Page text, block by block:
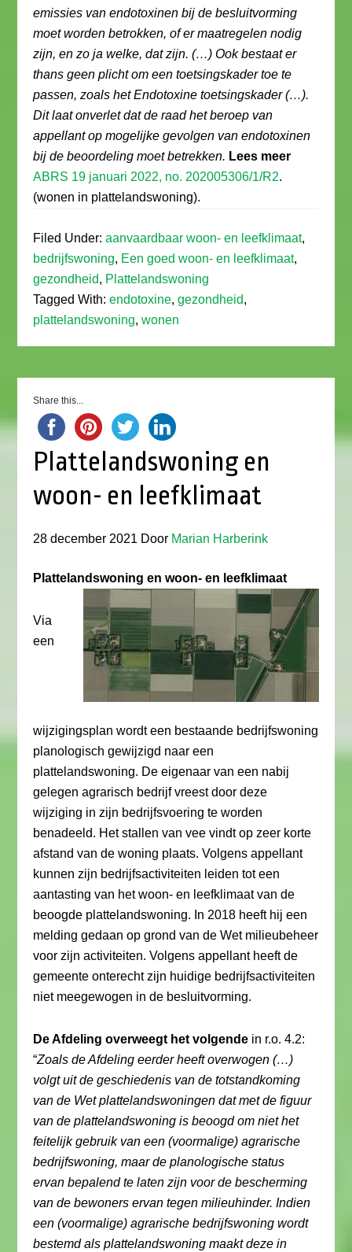
emissies van endotoxinen bij de besluitvorming
moet worden betrokken, of er maatregelen nodig
zijn, en zo ja welke, dat zijn. (…) Ook bestaat er
thans geen plicht om een toetsingskader toe te
passen, zoals het Endotoxine toetsingskader (…).
Dit laat onverlet dat de raad het beroep van
appellant op mogelijke gevolgen van endotoxinen
bij de beoordeling moet betrekken. Lees meer
ABRS 19 januari 2022, no. 202005306/1/R2.
(wonen in plattelandswoning).
Filed Under:aanvaardbaar woon- en leefklimaat,
bedrijfswoning, Een goed woon- en leefklimaat,
gezondheid, Plattelandswoning
Tagged With:endotoxine,gezondheid,
plattelandswoning,wonen
Share this...
Plattelandswoning en
woon- en leefklimaat
28 december 2021 Door Marian Harberink
Plattelandswoning en woon- en leefklimaat
Via
een
wijzigingsplan wordt een bestaande bedrijfswoning
planologisch gewijzigd naar een
plattelandswoning. De eigenaar van een nabij
gelegen agrarisch bedrijf vreest door deze
wijziging in zijn bedrijfsvoering te worden
benadeeld. Het stallen van vee vindt op zeer korte
afstand van de woning plaats. Volgens appellant
kunnen zijn bedrijfsactiviteiten leiden tot een
aantasting van het woon- en leefklimaat van de
beoogde plattelandswoning. In 2018 heeft hij een
melding gedaan op grond van de Wet milieubeheer
voor zijn activiteiten. Volgens appellant heeft de
gemeente onterecht zijn huidige bedrijfsactiviteiten
niet meegewogen in de besluitvorming.
De Afdeling overweegt het volgende in r.o. 4.2:
“Zoals de Afdeling eerder heeft overwogen (…)
volgt uit de geschiedenis van de totstandkoming
van de Wet plattelandswoningen dat met de figuur
van de plattelandswoning is beoogd om niet het
feitelijk gebruik van een (voormalige) agrarische
bedrijfswoning, maar de planologische status
ervan bepalend te laten zijn voor de bescherming
van de bewoners ervan tegen milieuhinder. Indien
een (voormalige) agrarische bedrijfswoning wordt
bestemd als plattelandswoning maakt deze in